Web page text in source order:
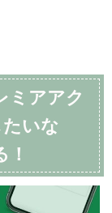
ミアアク
いな